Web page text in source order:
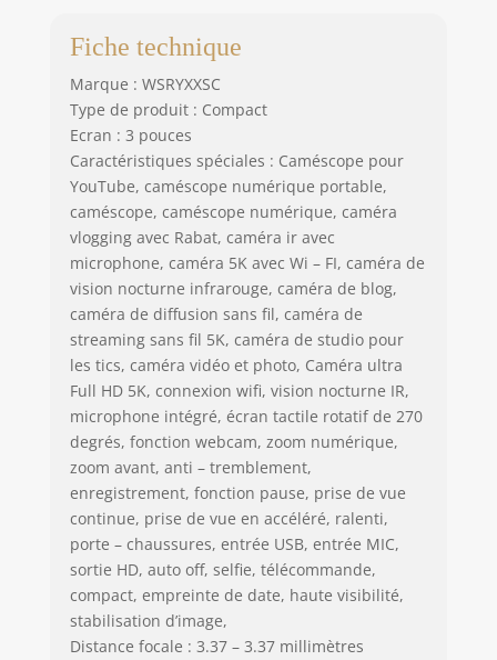
Fiche technique
Marque : WSRYXXSC
Type de produit : Compact
Ecran : 3 pouces
Caractéristiques spéciales : Caméscope pour
YouTube, caméscope numérique portable,
caméscope, caméscope numérique, caméra
vlogging avec Rabat, caméra ir avec
microphone, caméra 5K avec Wi – FI, caméra de
vision nocturne infrarouge, caméra de blog,
caméra de diffusion sans fil, caméra de
streaming sans fil 5K, caméra de studio pour
les tics, caméra vidéo et photo, Caméra ultra
Full HD 5K, connexion wifi, vision nocturne IR,
microphone intégré, écran tactile rotatif de 270
degrés, fonction webcam, zoom numérique,
zoom avant, anti – tremblement,
enregistrement, fonction pause, prise de vue
continue, prise de vue en accéléré, ralenti,
porte – chaussures, entrée USB, entrée MIC,
sortie HD, auto off, selfie, télécommande,
compact, empreinte de date, haute visibilité,
stabilisation d’image,
Distance focale : 3.37 – 3.37 millimètres